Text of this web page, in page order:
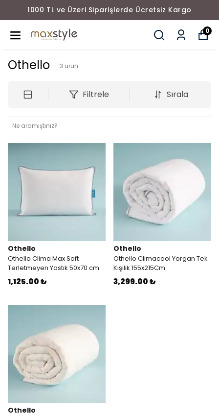
1000 TL ve Üzeri Siparişlerde Ücretsiz Kargo
0
Othello 3 ürün
Filtrele Sırala
Othello
Othello Clima Max Soft
Terletmeyen Yastık 50x70 cm
1,125.00 ₺
Othello
Othello Climacool Yorgan Tek
Kişilik 155x215Cm
3,299.00 ₺
Othello